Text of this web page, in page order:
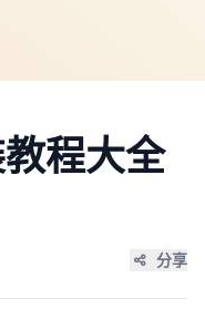
程大全
分享